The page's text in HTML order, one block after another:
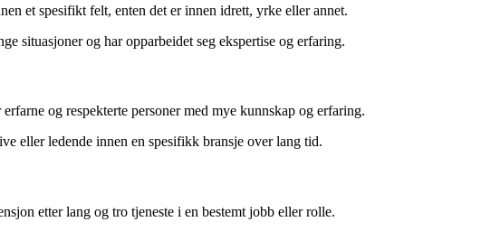
et spesifikt felt, enten det er innen idrett, yrke eller annet.
situasjoner og har opparbeidet seg ekspertise og erfaring.
og respekterte personer med mye kunnskap og erfaring.
eller ledende innen en spesifikk bransje over lang tid.
etter lang og tro tjeneste i en bestemt jobb eller rolle.